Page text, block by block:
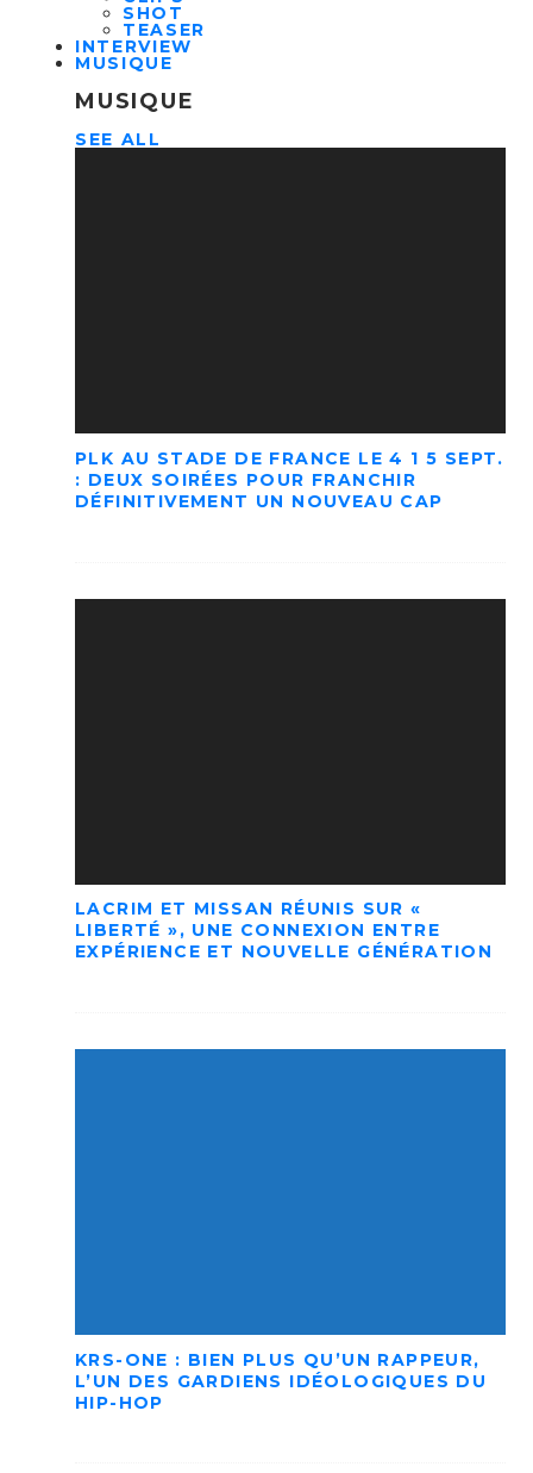
SHOT
TEASER
INTERVIEW
MUSIQUE
MUSIQUE
SEE ALL
PLK AU STADE DE FRANCE LE 4 1 5 SEPT.
: DEUX SOIRÉES POUR FRANCHIR
DÉFINITIVEMENT UN NOUVEAU CAP
LACRIM ET MISSAN RÉUNIS SUR «
LIBERTÉ », UNE CONNEXION ENTRE
EXPÉRIENCE ET NOUVELLE GÉNÉRATION
KRS-ONE : BIEN PLUS QU’UN RAPPEUR,
L’UN DES GARDIENS IDÉOLOGIQUES DU
HIP-HOP